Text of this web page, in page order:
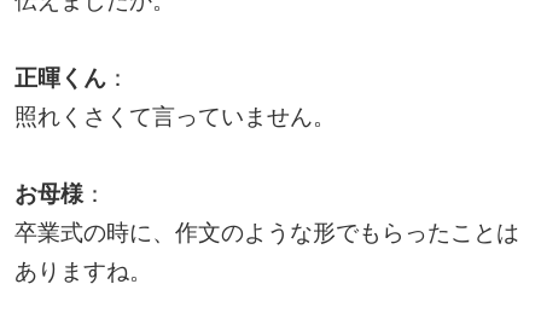
正暉くん：
照れくさくて言っていません。
お母様：
卒業式の時に、作文のような形でもらったことは
ありますね。